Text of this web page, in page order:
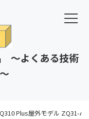
～よくある技術
Plus屋外モデル ZQ31-